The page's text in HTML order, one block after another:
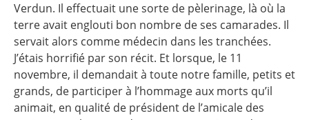
Verdun. Il effectuait une sorte de pèlerinage, là où la
terre avait englouti bon nombre de ses camarades. Il
servait alors comme médecin dans les tranchées.
J’étais horrifié par son récit. Et lorsque, le 11
novembre, il demandait à toute notre famille, petits et
grands, de participer à l’hommage aux morts qu’il
animait, en qualité de président de l’amicale des